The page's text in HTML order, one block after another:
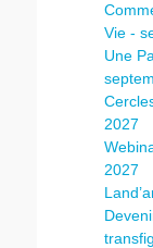
Vie -
Une
2027
2027